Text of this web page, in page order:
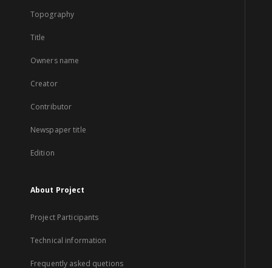
Topography
Title
Owners name
Creator
Contributor
Newspaper title
Edition
About Project
Project Participants
Technical information
Frequently asked quetions